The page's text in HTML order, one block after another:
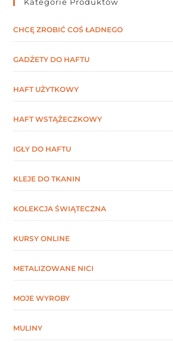
CHCĘ ZROBIĆ COŚ ŁADNEGO
GADŻETY DO HAFTU
HAFT UŻYTKOWY
HAFT WSTĄŻECZKOWY
IGŁY DO HAFTU
KLEJE DO TKANIN
KOLEKCJA ŚWIĄTECZNA
KURSY ONLINE
METALIZOWANE NICI
MOJE WYROBY
MULINY